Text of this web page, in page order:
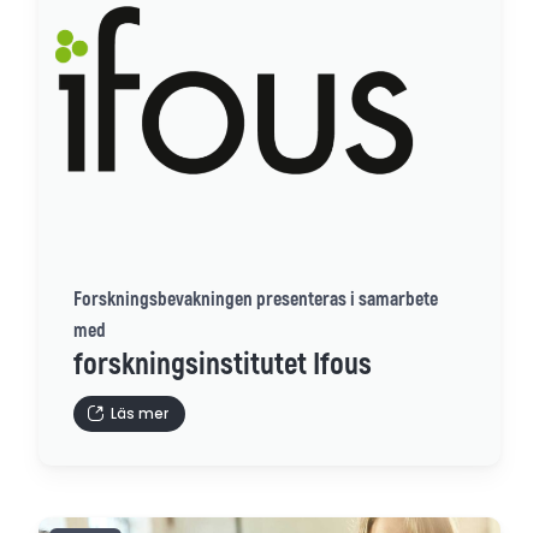
Forskningsbevakningen presenteras i samarbete
med
forskningsinstitutet Ifous
Läs mer